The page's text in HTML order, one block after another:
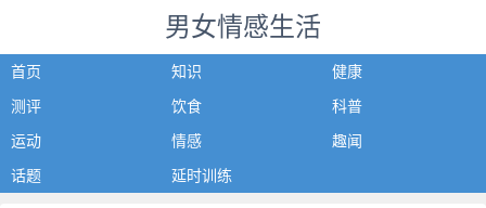
男女情感生活
首页 知识
健康
测评
饮食
科普
运动
情感
趣闻
话题
延时训练